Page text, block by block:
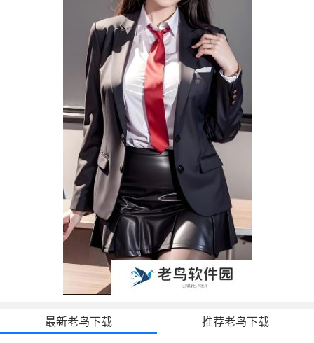
最新老鸟下载 推荐老鸟下载